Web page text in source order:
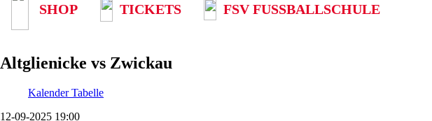
SHOP TICKETS FSV FUSSBALLSCHULE
Altglienicke vs Zwickau
KalenderTabelle
12-09-2025 19:00